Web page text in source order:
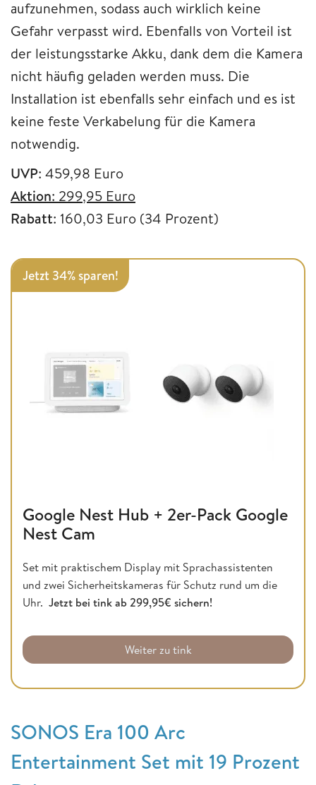
aufzunehmen, sodass auch wirklich keine
Gefahr verpasst wird. Ebenfalls von Vorteil ist
der leistungsstarke Akku, dank dem die Kamera
nicht häufig geladen werden muss. Die
Installation ist ebenfalls sehr einfach und es ist
keine feste Verkabelung für die Kamera
notwendig.
UVP: 459,98 Euro
Aktion: 299,95 Euro
Rabatt: 160,03 Euro (34 Prozent)
Jetzt 34% sparen!
Google Nest Hub + 2er-Pack Google
Nest Cam
Set mit praktischem Display mit Sprachassistenten
und zwei Sicherheitskameras für Schutz rund um die
Uhr. Jetzt bei tink ab 299,95€ sichern!
Weiter zu tink
SONOS Era 100 Arc
Entertainment Set mit 19 Prozent